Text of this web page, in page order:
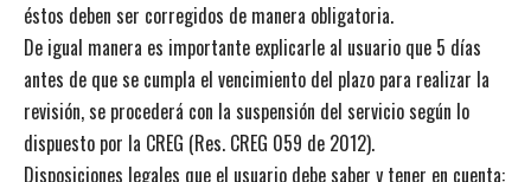
éstos deben ser corregidos de manera obligatoria.
De igual manera es importante explicarle al usuario que 5 días
antes de que se cumpla el vencimiento del plazo para realizar la
revisión, se procederá con la suspensión del servicio según lo
dispuesto por la CREG (Res. CREG 059 de 2012).
Disposiciones legales que el usuario debe saber y tener en cuenta: